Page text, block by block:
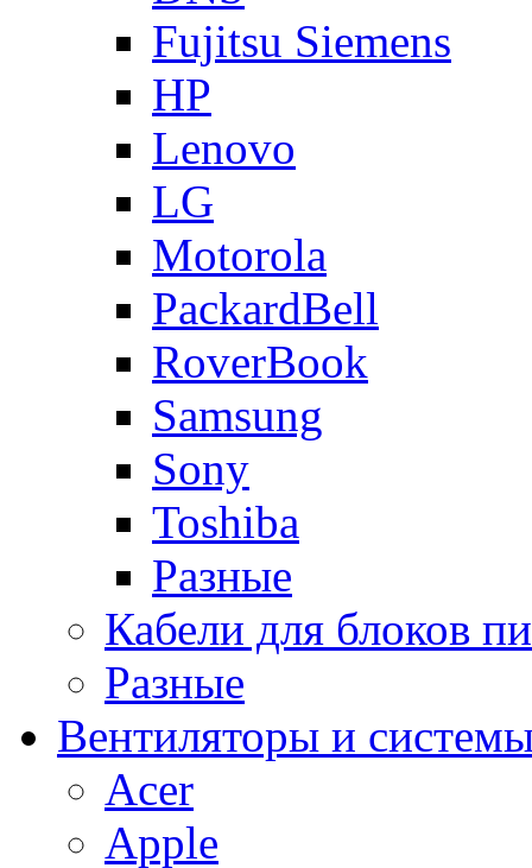
Fujitsu Siemens
HP
Lenovo
LG
Motorola
PackardBell
RoverBook
Samsung
Sony
Toshiba
Разные
Кабели для блоков
Разные
Вентиляторы и
Acer
Apple